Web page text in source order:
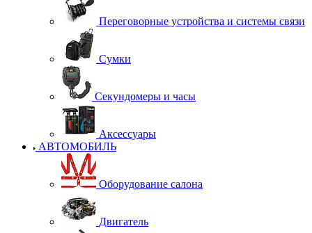
Переговорные устройства и системы связи
Сумки
Секундомеры и часы
Аксессуары
АВТОМОБИЛЬ
Оборудование салона
Двигатель